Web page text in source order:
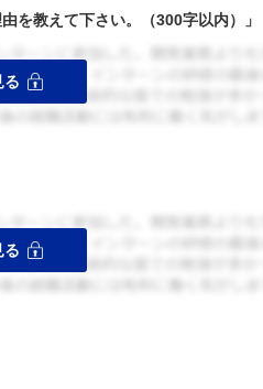
を教えて下さい。（300字以内）」